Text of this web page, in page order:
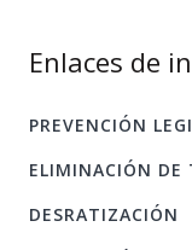
Enlaces de
PREVENCIÓN
ELIMINACIÓN DE
DESRATIZACIÓN